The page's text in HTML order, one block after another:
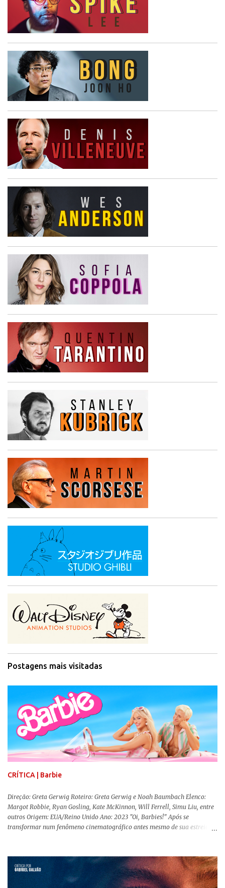
Postagens mais visitadas
CRÍTICA | Barbie
Direção: Greta Gerwig Roteiro: Greta Gerwig e Noah Baumbach Elenco:
Margot Robbie, Ryan Gosling, Kate McKinnon, Will Ferrell, Simu Liu, entre
outros Origem: EUA/Reino Unido Ano: 2023 "Oi, Barbies!" Após se
transformar num fenômeno cinematográfico antes mesmo de sua estreia,
lançamento, posso afirmar que o longa, dirigido por Greta Gerwig (
Adoráveis Mulheres ) prometeu tudo e entregou mais ainda, se provando o
filme do ano até aqui. Repleto de criatividade, humor e sem medo de não se